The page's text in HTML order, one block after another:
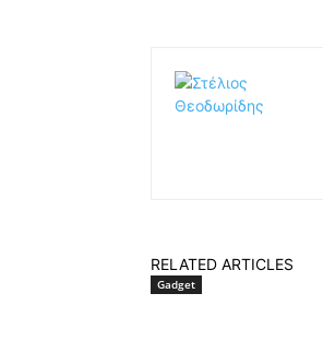
RELATED ARTICLES
Gadget